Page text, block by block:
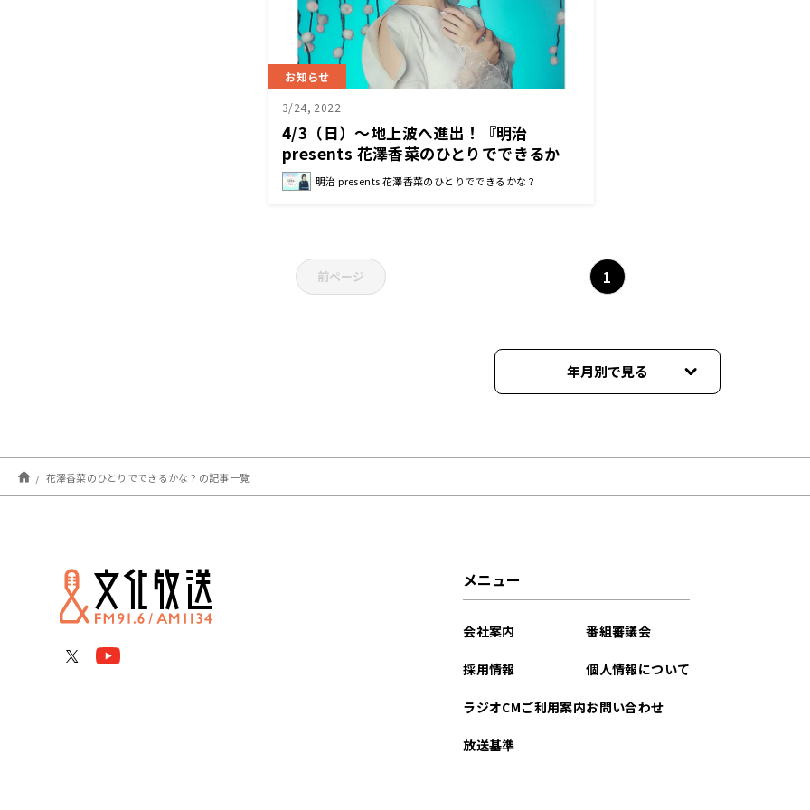
お知らせ
3/24, 2022
4/3（日）～地上波へ進出！『明治
presents 花澤香菜のひとりでできるか
な？』明治 presents 花澤香菜のひとりでできるかな？
前ページ 1
年月別で見る
2026年04月
2026年03月
花澤香菜のひとりでできるかな？の記事一覧
メニュー
会社案内
採用情報
ラジオCMご利用案内
放送基準
番組審議会
個人情報について
お問い合わせ